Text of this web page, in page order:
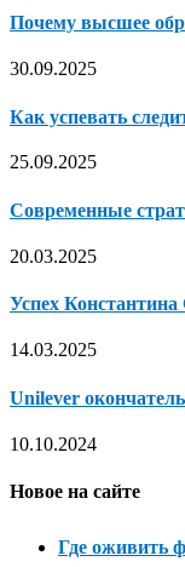
Почему высшее
30.09.2025
Как успевать
25.09.2025
Современные
20.03.2025
Успех
14.03.2025
Unilever
10.10.2024
Новое на сайте
Где оживить